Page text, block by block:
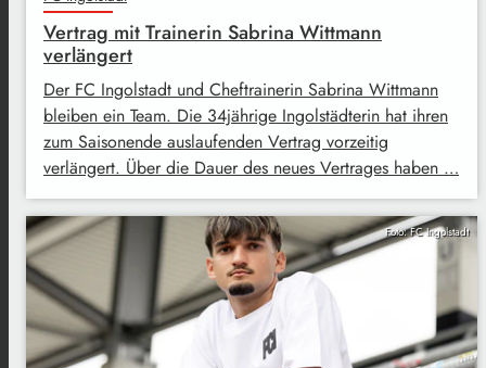
Vertrag mit Trainerin Sabrina Wittmann
verlängert
Der FC Ingolstadt und Cheftrainerin Sabrina Wittmann
bleiben ein Team. Die 34jährige Ingolstädterin hat ihren
zum Saisonende auslaufenden Vertrag vorzeitig
verlängert. Über die Dauer des neues Vertrages haben …
Foto: FC Ingolstadt